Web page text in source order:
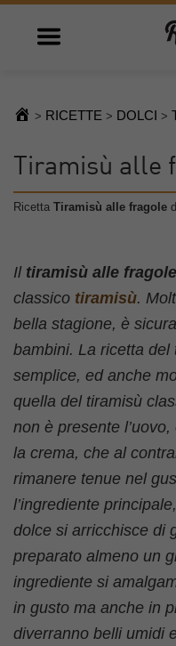
Open main menu
> RICETTE > DOLCI >
Tiramisù alle
Ricetta Tiramisù alle fragole
Il tiramisù alle fragole
classico tiramisù.
bella stagione, è
bambini. La ricetta
semplice, ed anche
quella del tiramisù
non è presente
la crema, che al
rimanere tenue nel
l’ingrediente
dolce si arricchisce di
preparato almeno un
ingrediente si
in gusto ma anche in
diverranno belli umidi